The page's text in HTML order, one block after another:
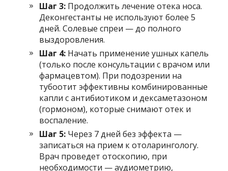
Шаг 3: Продолжить лечение отека носа.
Деконгестанты не используют более 5
дней. Солевые спреи — до полного
выздоровления.
Шаг 4: Начать применение ушных капель
(только после консультации с врачом или
фармацевтом). При подозрении на
тубоотит эффективны комбинированные
капли с антибиотиком и дексаметазоном
(гормоном), которые снимают отек и
воспаление.
Шаг 5: Через 7 дней без эффекта —
записаться на прием к отоларингологу.
Врач проведет отоскопию, при
необходимости — аудиометрию,